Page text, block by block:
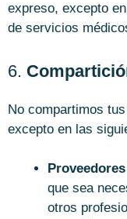
expreso, excepto
de servicios
6.
No compartimos
excepto en las
que sea
otros